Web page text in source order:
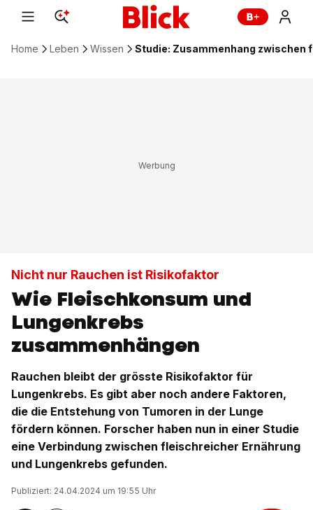
Home Leben Wissen Studie: Zusammenhang zwischen
Nicht nur Rauchen ist Risikofaktor
Wie Fleischkonsum und
Lungenkrebs
zusammenhängen
Rauchen bleibt der grösste Risikofaktor für
Lungenkrebs. Es gibt aber noch andere Faktoren,
die die Entstehung von Tumoren in der Lunge
fördern können. Forscher haben nun in einer Studie
eine Verbindung zwischen fleischreicher Ernährung
und Lungenkrebs gefunden.
Publiziert: 24.04.2024 um 19:55 Uhr